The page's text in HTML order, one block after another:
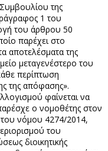
της
1 του
του άρθρου 50
παρέχει στο
αποτελέσματα της
μεταγενέστερο του
περίπτωση
της απόφασης».
φαίνεται να
ο νομοθέτης στον
νόμου 4274/2014,
του
διοικητικής